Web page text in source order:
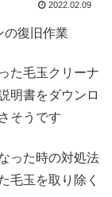
2022.02.09
の復旧作業
た毛玉クリーナ
明書をダウンロ
そうです
った時の対処法
毛玉を取り除く